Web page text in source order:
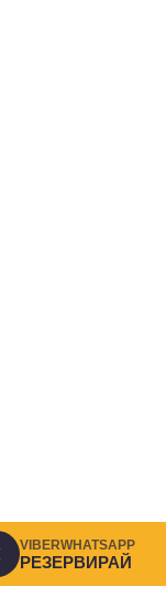
VIBERWHATSAPP
РЕЗЕРВИРАЙ